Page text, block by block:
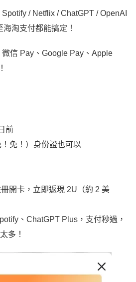
/ Netflix / ChatGPT / OpenAI
淘支付都能搞定！
信 Pay、Google Pay、Apple
前
免！）身份證也可以
開卡，立即返現 2U（約 2 美
、ChatGPT Plus，支付秒過，
多！